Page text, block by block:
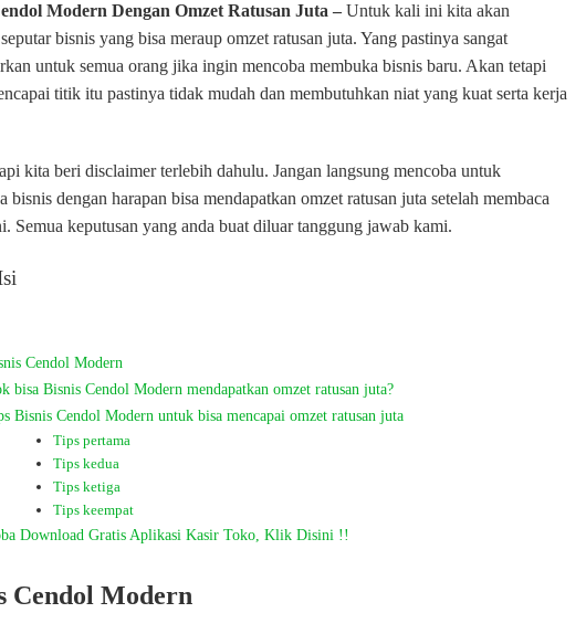
Modern Dengan Omzet Ratusan Juta – Untuk kali ini kita akan
bisnis yang bisa meraup omzet ratusan juta. Yang pastinya sangat
untuk semua orang jika ingin mencoba membuka bisnis baru. Akan tetapi
titik itu pastinya tidak mudah dan membutuhkan niat yang kuat serta kerja
kita beri disclaimer terlebih dahulu. Jangan langsung mencoba untuk
bisnis dengan harapan bisa mendapatkan omzet ratusan juta setelah membaca
Semua keputusan yang anda buat diluar tanggung jawab kami.
Cendol Modern
bisa Bisnis Cendol Modern mendapatkan omzet ratusan juta?
Bisnis Cendol Modern untuk bisa mencapai omzet ratusan juta
Tips pertama
Tips kedua
Tips ketiga
Tips keempat
Download Gratis Aplikasi Kasir Toko, Klik Disini !!
Cendol Modern